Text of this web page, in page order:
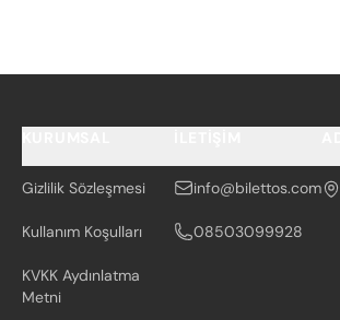
Gizlilik Sözleşmesi
Kullanım Koşulları
KVKK Aydınlatma
Metni
info@bilettos.com
08503099928